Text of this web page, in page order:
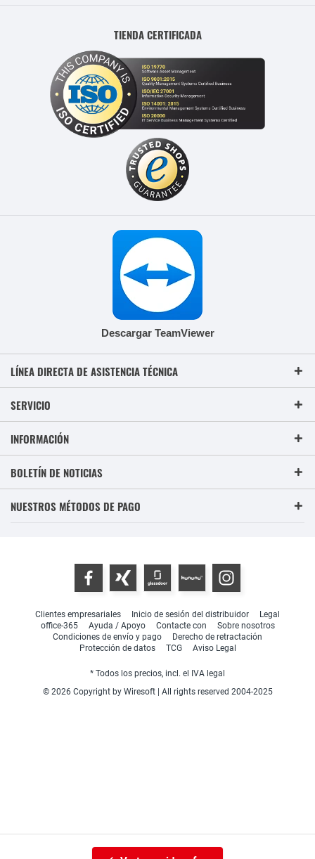
TIENDA CERTIFICADA
Descargar TeamViewer
LÍNEA DIRECTA DE ASISTENCIA TÉCNICA
SERVICIO
INFORMACIÓN
BOLETÍN DE NOTICIAS
NUESTROS MÉTODOS DE PAGO
Clientes empresariales Inicio de sesión del distribuidor
Legal
office-365
Ayuda / Apoyo Contacte con
Sobre nosotros
Condiciones de envío y pago
Derecho de retractación
Protección de datos
TCG Aviso Legal
* Todos los precios, incl. el IVA legal
© 2026 Copyright by Wiresoft | All rights reserved 2004-2025